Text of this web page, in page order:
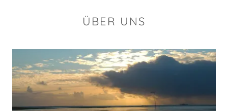
ÜBER UNS